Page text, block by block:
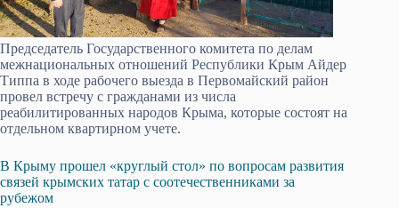
Председатель Государственного комитета по делам
межнациональных отношений Республики Крым Айдер
Типпа в ходе рабочего выезда в Первомайский район
провел встречу с гражданами из числа
реабилитированных народов Крыма, которые состоят на
отдельном квартирном учете.
В Крыму прошел «круглый стол» по вопросам развития
связей крымских татар с соотечественниками за
рубежом